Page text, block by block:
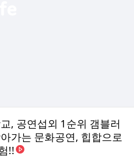
, 공연섭외 1순위 갬블러
가는 문화공연, 힙합으로
!!